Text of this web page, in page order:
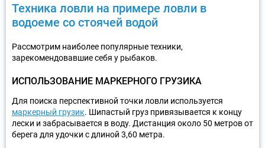
Техника ловли на примере ловли в
водоеме со стоячей водой
Рассмотрим наиболее популярные техники,
зарекомендовавшие себя у рыбаков.
ИСПОЛЬЗОВАНИЕ МАРКЕРНОГО ГРУЗИКА
Для поиска перспективной точки ловли используется
маркерный грузик. Шипастый груз привязывается к концу
лески и забрасывается в воду. Дистанция около 50 метров от
берега для удочки с длиной 3,60 метра.